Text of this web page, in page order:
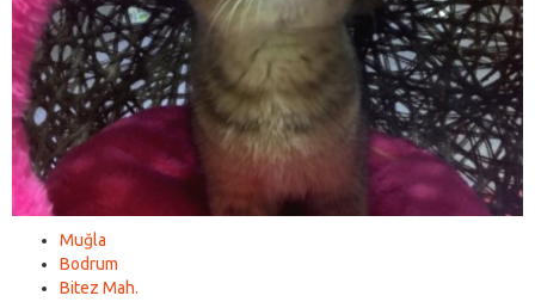
Muğla
Bodrum
Bitez Mah.